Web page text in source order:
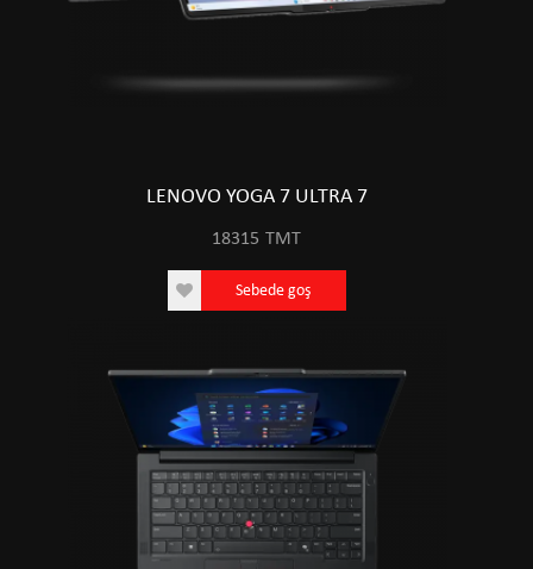
LENOVO YOGA 7 ULTRA 7
18315 TMT
Sebede goş